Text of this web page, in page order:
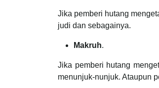
Jika pemberi hutang
judi dan sebagainya.
Makruh.
Jika pemberi hutang
menunjuk-nunjuk. Ataupun